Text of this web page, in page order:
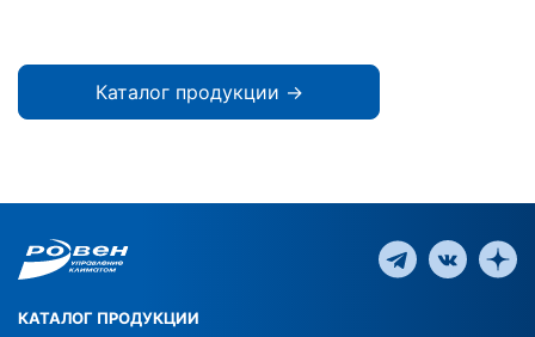
Каталог продукции →
КАТАЛОГ ПРОДУКЦИИ